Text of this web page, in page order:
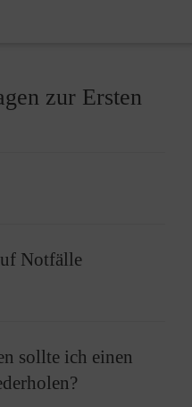
zur Ersten
und
bei plötzlichen
medizinische
Notfälle
Hilfe-Kurs und
Fall alle zwei Jahre
sollte ich einen